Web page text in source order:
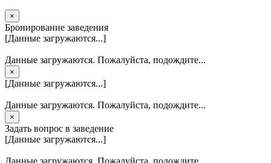
×
Бронирование заведения
[Данные загружаются...]
Данные загружаются. Пожалуйста, подождите...
×
[Данные загружаются...]
Данные загружаются. Пожалуйста, подождите...
×
Задать вопрос в заведение
[Данные загружаются...]
Данные загружаются. Пожалуйста, подождите...